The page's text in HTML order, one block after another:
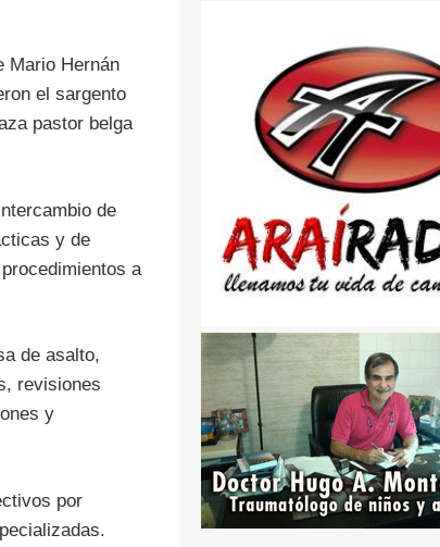
Mario Hernán
el sargento
pastor belga
de
y de
a
de asalto,
revisiones
y
por